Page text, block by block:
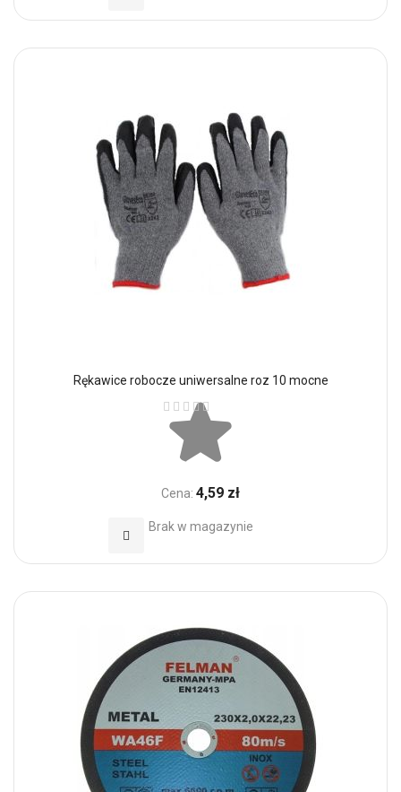
Rękawice robocze uniwersalne roz 10 mocne
Ocena:
Cena: 4,59 zł
Brak w magazynie
Dodaj do Ulubionych